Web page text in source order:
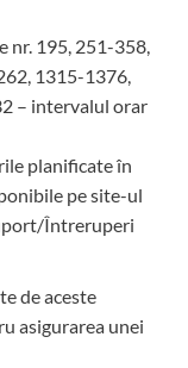
nr. 195, 251-358,
1315-1376,
– intervalul orar
planificate în
pe site-ul
Întreruperi
de aceste
asigurarea unei